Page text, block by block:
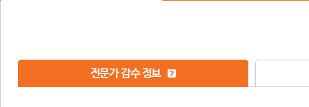
전문가 감수 정보